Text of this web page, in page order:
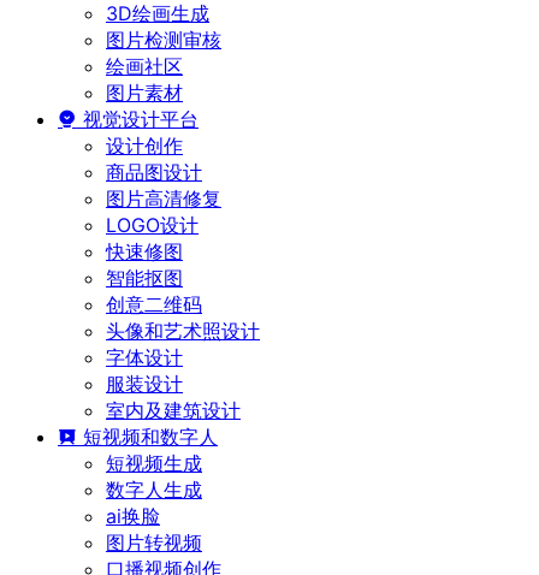
3D绘画生成
图片检测审核
绘画社区
图片素材
视觉设计平台
设计创作
商品图设计
图片高清修复
LOGO设计
快速修图
智能抠图
创意二维码
头像和艺术照设计
字体设计
服装设计
室内及建筑设计
短视频和数字人
短视频生成
数字人生成
ai换脸
图片转视频
口播视频创作